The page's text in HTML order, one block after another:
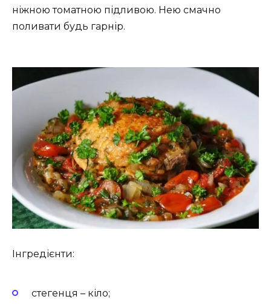
ніжною томатною підливою. Нею смачно
поливати будь гарнір.
Інгредієнти:
стегенця – кіло;